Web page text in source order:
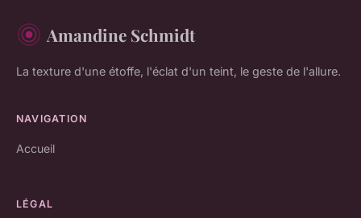
Amandine Schmidt
La texture d'une étoffe, l'éclat d'un teint, le geste de l'allure.
NAVIGATION
Accueil
LÉGAL